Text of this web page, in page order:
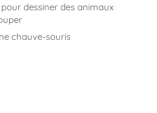
dessiner des animaux
chauve-souris